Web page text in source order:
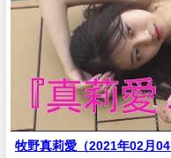
牧野真莉愛（2021年02月